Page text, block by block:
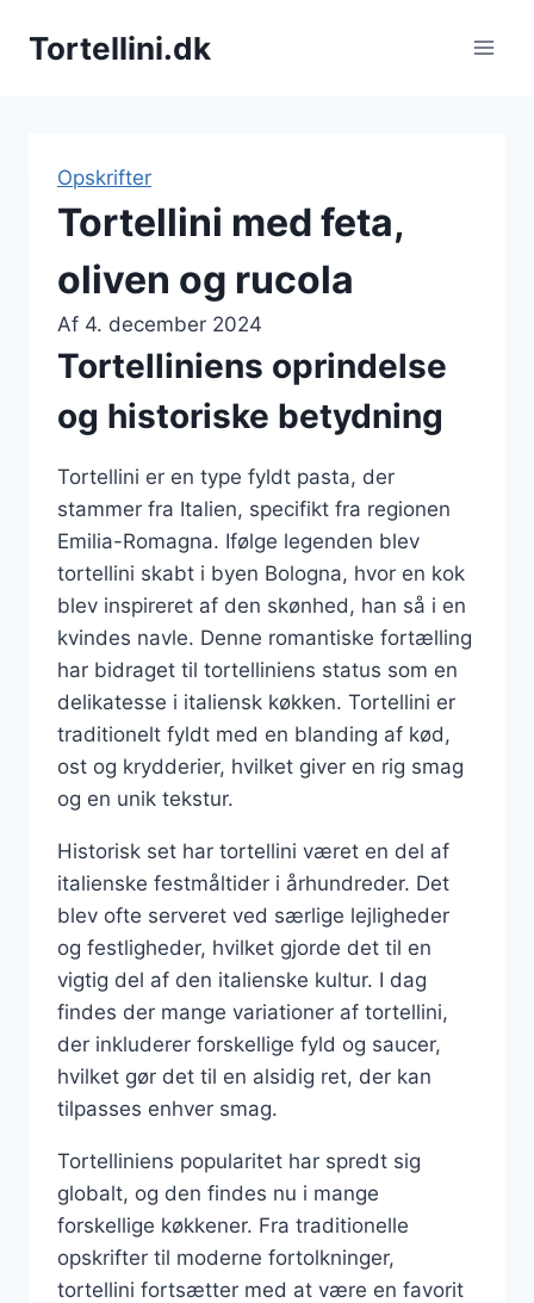
Tortellini.dk
Opskrifter
Tortellini med feta,
oliven og rucola
Af 4. december 2024
Tortelliniens oprindelse
og historiske betydning
Tortellini er en type fyldt pasta, der
stammer fra Italien, specifikt fra regionen
Emilia-Romagna. Ifølge legenden blev
tortellini skabt i byen Bologna, hvor en kok
blev inspireret af den skønhed, han så i en
kvindes navle. Denne romantiske fortælling
har bidraget til tortelliniens status som en
delikatesse i italiensk køkken. Tortellini er
traditionelt fyldt med en blanding af kød,
ost og krydderier, hvilket giver en rig smag
og en unik tekstur.
Historisk set har tortellini været en del af
italienske festmåltider i århundreder. Det
blev ofte serveret ved særlige lejligheder
og festligheder, hvilket gjorde det til en
vigtig del af den italienske kultur. I dag
findes der mange variationer af tortellini,
der inkluderer forskellige fyld og saucer,
hvilket gør det til en alsidig ret, der kan
tilpasses enhver smag.
Tortelliniens popularitet har spredt sig
globalt, og den findes nu i mange
forskellige køkkener. Fra traditionelle
opskrifter til moderne fortolkninger,
tortellini fortsætter med at være en favorit